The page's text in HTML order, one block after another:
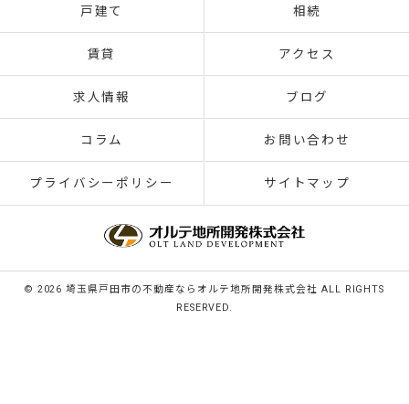
戸建て 相続
賃貸 アクセス
求人情報 ブログ
コラム お問い合わせ
プライバシーポリシー サイトマップ
© 2026 埼玉県戸田市の不動産ならオルテ地所開発株式会社 ALL RIGHTS
RESERVED.